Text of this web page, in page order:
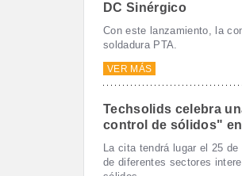
DC Sinérgico
Con este lanzamiento, la
soldadura PTA.
VER MÁS
Techsolids celebra
control de sólidos"
La cita tendrá lugar el 25
de diferentes sectores